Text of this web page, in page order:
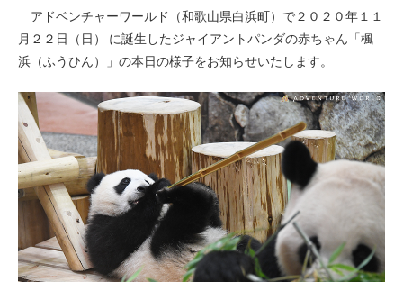
アドベンチャーワールド（和歌山県白浜町）で２０２０年１１
月２２日（日） に誕生したジャイアントパンダの赤ちゃん「楓
浜（ふうひん）」の本日の様子をお知らせいたします。